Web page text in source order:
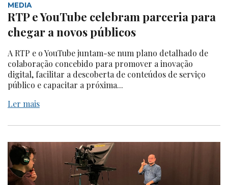
MEDIA
RTP e YouTube celebram parceria para
chegar a novos públicos
A RTP e o YouTube juntam-se num plano detalhado de
colaboração concebido para promover a inovação
digital, facilitar a descoberta de conteúdos de serviço
público e capacitar a próxima...
Ler mais